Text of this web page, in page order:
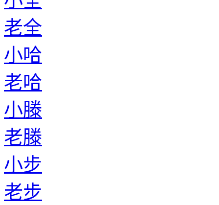
老全
小哈
老哈
小滕
老滕
小步
老步